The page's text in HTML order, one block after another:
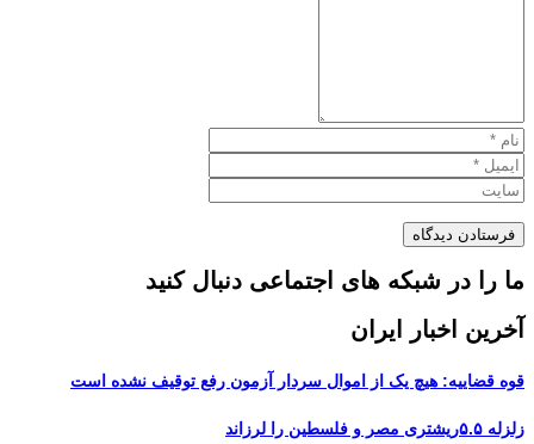
ما را در شبکه های اجتماعی دنبال کنید
آخرین اخبار ایران
قوه قضاییه: هیچ یک از اموال سردار آزمون رفع توقیف نشده است
زلزله ۵.۵ریشتری مصر و فلسطین را لرزاند